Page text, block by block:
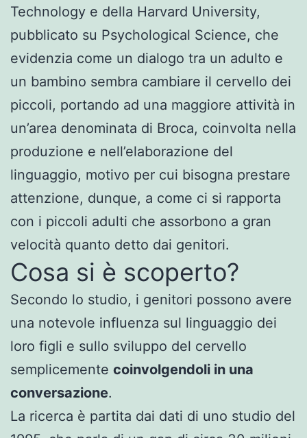
Technology e della Harvard University,
pubblicato su Psychological Science, che
evidenzia come un dialogo tra un adulto e
un bambino sembra cambiare il cervello dei
piccoli, portando ad una maggiore attività in
un’area denominata di Broca, coinvolta nella
produzione e nell’elaborazione del
linguaggio, motivo per cui bisogna prestare
attenzione, dunque, a come ci si rapporta
con i piccoli adulti che assorbono a gran
velocità quanto detto dai genitori.
Cosa si è scoperto?
Secondo lo studio, i genitori possono avere
una notevole influenza sul linguaggio dei
loro figli e sullo sviluppo del cervello
semplicemente coinvolgendoli in una
conversazione.
La ricerca è partita dai dati di uno studio del